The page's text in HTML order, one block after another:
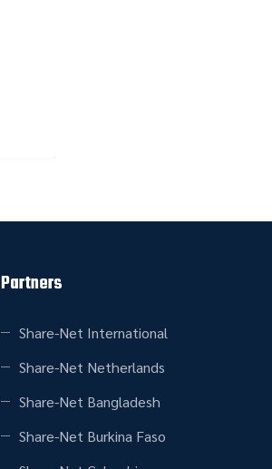
Partners
Share-Net International
Share-Net Netherlands
Share-Net Bangladesh
Share-Net Burkina Faso